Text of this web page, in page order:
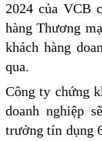
2024 của VCB
hàng Thương
khách hàng
qua.
Công ty chứng
doanh nghiệp
trưởng tín dụng